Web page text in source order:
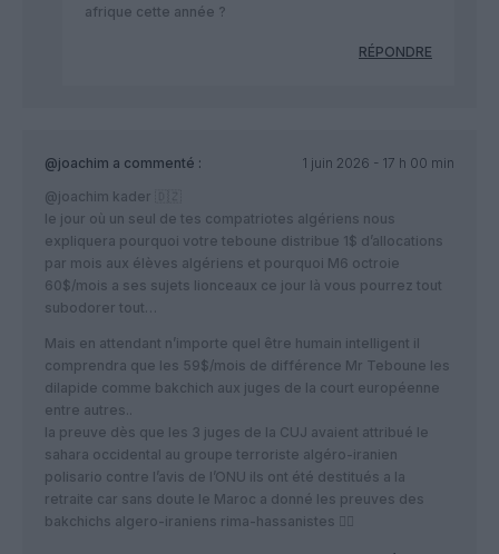
afrique cette année ?
RÉPONDRE
@joachim a commenté :
1 juin 2026 - 17 h 00 min
@joachim kader 🇩🇿
le jour où un seul de tes compatriotes algériens nous
expliquera pourquoi votre teboune distribue 1$ d’allocations
par mois aux élèves algériens et pourquoi M6 octroie
60$/mois a ses sujets lionceaux ce jour là vous pourrez tout
subodorer tout…
Mais en attendant n’importe quel être humain intelligent il
comprendra que les 59$/mois de différence Mr Teboune les
dilapide comme bakchich aux juges de la court européenne
entre autres..
la preuve dès que les 3 juges de la CUJ avaient attribué le
sahara occidental au groupe terroriste algéro-iranien
polisario contre l’avis de l’ONU ils ont été destitués a la
retraite car sans doute le Maroc a donné les preuves des
bakchichs algero-iraniens rima-hassanistes 🤦‍♂️